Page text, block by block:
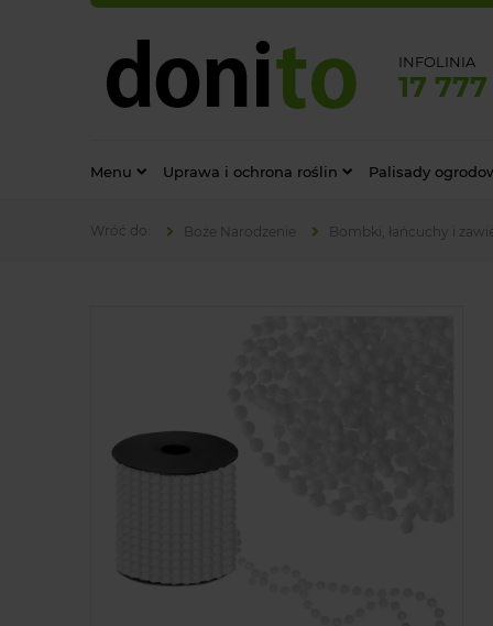
INFOLINIA
17
Menu Uprawa i ochrona roślin Palisady
Boże Narodzenie Bombki, łańcuchy i